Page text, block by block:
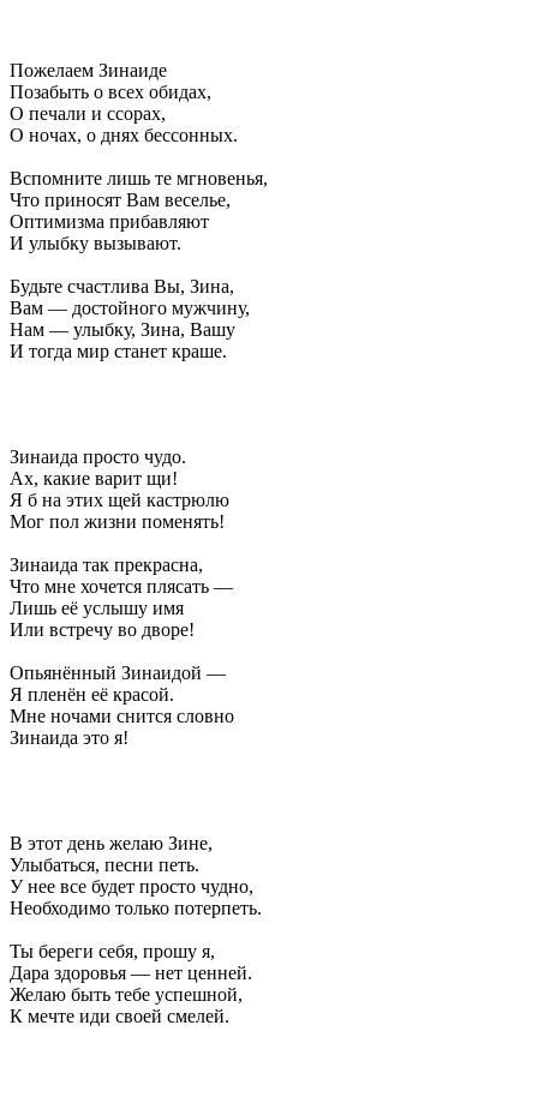
Пожелаем Зинаиде
Позабыть о всех обидах,
О печали и ссорах,
О ночах, о днях бессонных.
Вспомните лишь те мгновенья,
Что приносят Вам веселье,
Оптимизма прибавляют
И улыбку вызывают.
Будьте счастлива Вы, Зина,
Вам — достойного мужчину,
Нам — улыбку, Зина, Вашу
И тогда мир станет краше.
Зинаида просто чудо.
Ах, какие варит щи!
Я б на этих щей кастрюлю
Мог пол жизни поменять!
Зинаида так прекрасна,
Что мне хочется плясать —
Лишь её услышу имя
Или встречу во дворе!
Опьянённый Зинаидой —
Я пленён её красой.
Мне ночами снится словно
Зинаида это я!
В этот день желаю Зине,
Улыбаться, песни петь.
У нее все будет просто чудно,
Необходимо только потерпеть.
Ты береги себя, прошу я,
Дара здоровья — нет ценней.
Желаю быть тебе успешной,
К мечте иди своей смелей.